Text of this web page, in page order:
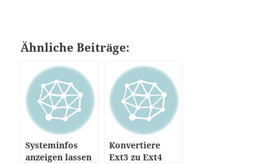
Ähnliche Beiträge:
Systeminfos
anzeigen lassen
Konvertiere
Ext3 zu Ext4